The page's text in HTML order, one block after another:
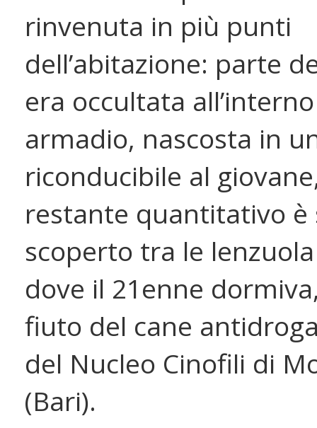
rinvenuta in più punti
dell’abitazione: parte
era occultata
armadio, nascosta in
riconducibile al
restante quantitativo è
scoperto tra le
dove il 21enne
fiuto del cane antidroga
del Nucleo Cinofili di
(Bari).